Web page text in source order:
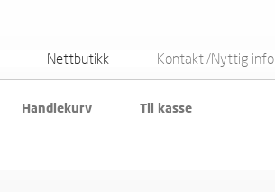
Nettbutikk
Handlekurv Til kasse
Kontakt /Nyttig info